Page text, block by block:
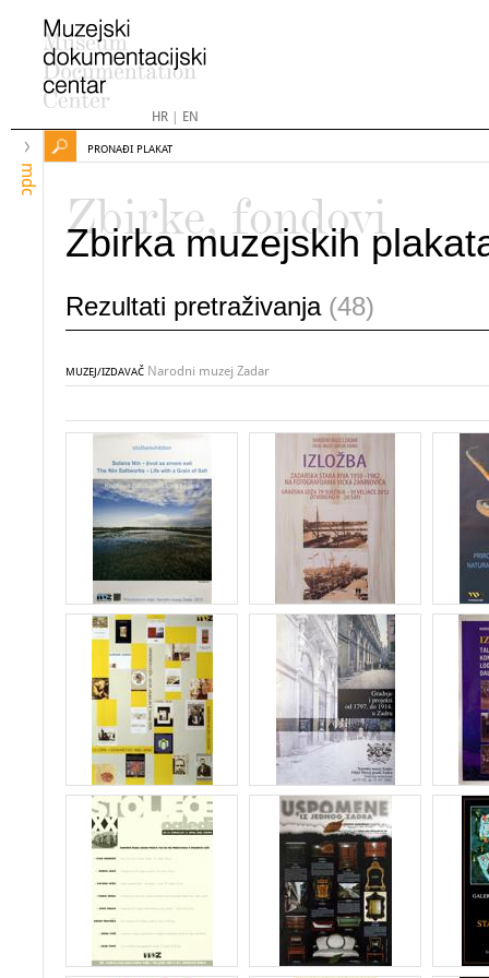
HR| EN
mdc
PRONAĐI PLAKAT
Zbirke, fondovi
Zbirka muzejskih
Rezultati pretraživanja (48)
MUZEJ/IZDAVAČ Narodni muzej Zadar